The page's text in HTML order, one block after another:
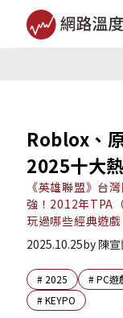
Roblox、
2025十大
《英雄聯盟》台
強！2012年TPA
玩過哪些經典遊戲
2025.10.25by 陳
# 2025 #PC遊
#KEYPO